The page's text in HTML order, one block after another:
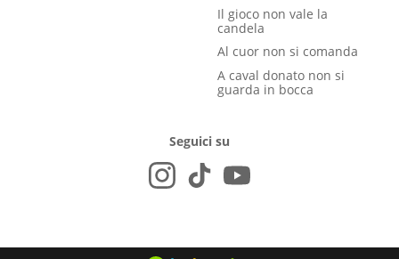
Il gioco non vale la
candela
Al cuor non si comanda
A caval donato non si
guarda in bocca
Seguici su